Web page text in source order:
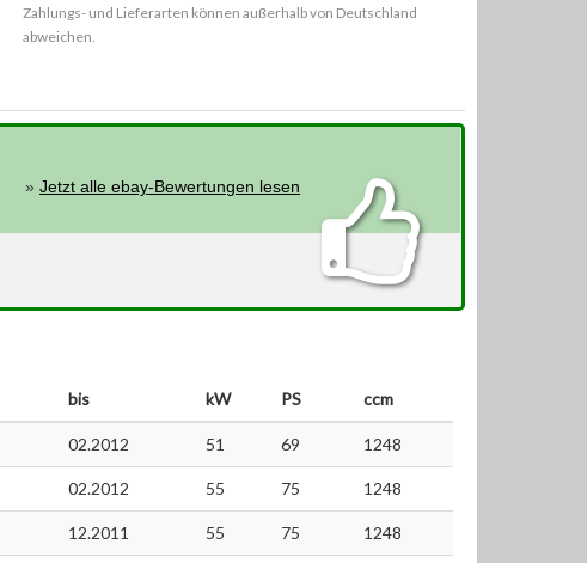
Zahlungs- und Lieferarten können außerhalb von Deutschland
abweichen.
»Jetzt alle ebay-Bewertungen lesen
bis kW PS ccm
02.2012 51 69 1248
02.2012 55 75 1248
12.2011 55 75 1248